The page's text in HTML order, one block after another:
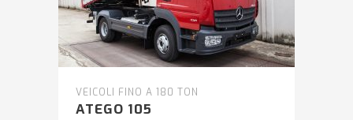
VEICOLI FINO A 180 TON
ATEGO 105